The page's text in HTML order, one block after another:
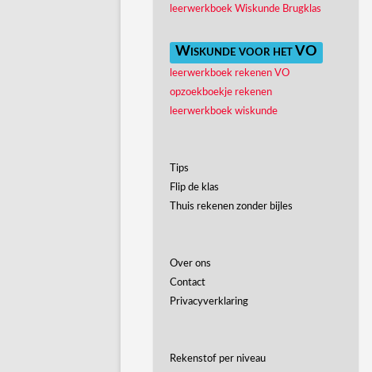
leerwerkboek Wiskunde Brugklas
Wiskunde voor het VO
leerwerkboek rekenen VO
opzoekboekje rekenen
leerwerkboek wiskunde
Tips
Flip de klas
Thuis rekenen zonder bijles
Over ons
Contact
Privacyverklaring
Rekenstof per niveau